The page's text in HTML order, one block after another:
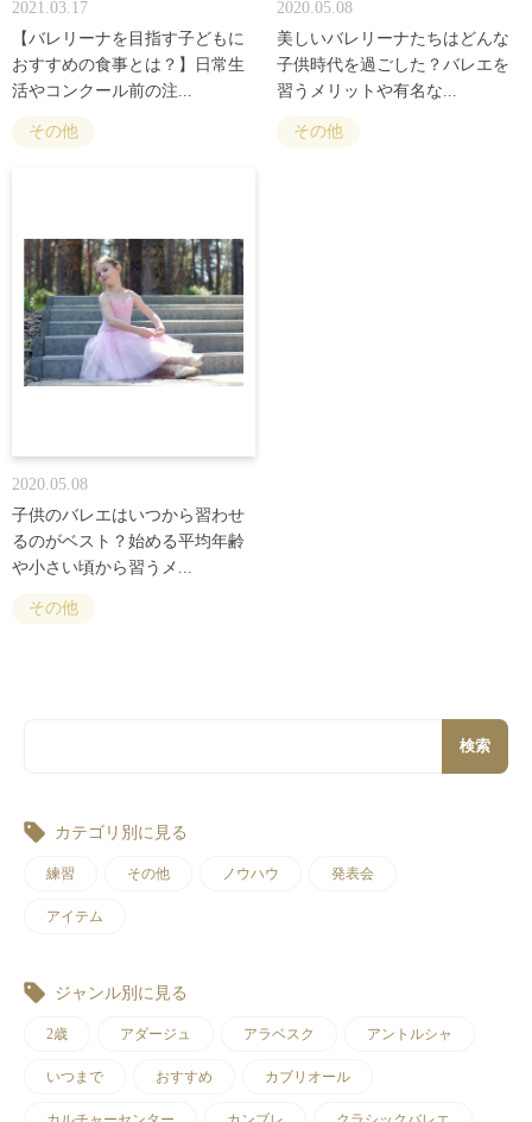
2021.03.17
【バレリーナを目指す子どもに
おすすめの食事とは？】日常生
活やコンクール前の注...
その他
2020.05.08
美しいバレリーナたちはどんな
子供時代を過ごした？バレエを
習うメリットや有名な...
その他
2020.05.08
子供のバレエはいつから習わせ
るのがベスト？始める平均年齢
や小さい頃から習うメ...
その他
検索
カテゴリ別に見る
練習 その他 ノウハウ 発表会
アイテム
ジャンル別に見る
2歳 アダージュ アラベスク アントルシャ
いつまで おすすめ カブリオール